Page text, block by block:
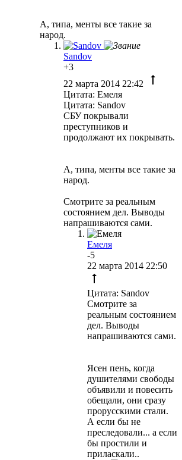
А, типа, менты все такие за
народ.
Sandov
+3
22 марта 2014 22:42
Цитата: Емеля
Цитата: Sandov
СБУ покрывали
преступников и
продолжают их покрывать.
А, типа, менты все такие за
народ.
Смотрите за реальным
состоянием дел. Выводы
напрашиваются сами.
Емеля
-5
22 марта 2014 22:50
Цитата: Sandov
Смотрите за
реальным состоянием
дел. Выводы
напрашиваются сами.
Ясен пень, когда
душителями свободы
объявили и повесить
обещали, они сразу
прорусскими стали.
А если бы не
преследовали... а если
бы простили и
приласкали..